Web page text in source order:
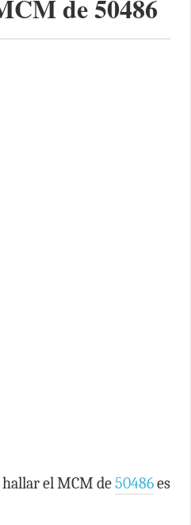
de50486
el MCM de50486es